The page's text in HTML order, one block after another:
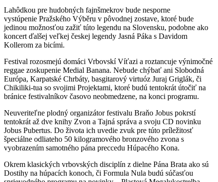
Lahôdkou pre hudobných fajnšmekrov bude nesporne
vystúpenie Pražského Výběru v pôvodnej zostave, ktoré bude
jedinou možnosťou zažiť túto legendu na Slovensku, podobne ako
koncert ďalšej veľkej českej legendy Jasná Páka s Davidom
Kollerom za bicími.
Festival rozosmejú domáci Vrbovskí Víťazi a roztancuje výnimočné
reggae zoskupenie Medial Banana. Nebude chýbať ani Slobodná
Európa, Karpatské Chrbáty, basgitarový virtuóz Juraj Griglák, či
Chikiliki-tua so svojimi Projektami, ktoré budú tentokrát útočiť na
bránice festivalníkov časovo neobmedzene, na konci programu.
Neuveriteľne plodný organizátor festivalu Braňo Jobus pokrstí
tentokrát až dve knihy Zvon a Tajná správa a svoju CD novinku
Jobus Pubertus. Do života ich uvedie zvuk pre túto príležitosť
špeciálne odliateho 50 kilogramového bronzového zvona s
vyobrazením samotného pána preccedu Húpacého Kona.
Okrem klasických vrbovských disciplín z dielne Pána Brata ako sú
Dostihy na húpacích konoch, či Formula Nula budú súčasťou